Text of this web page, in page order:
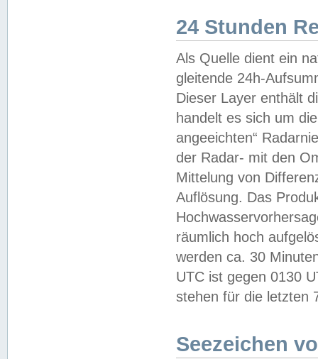
24 Stunden
Als Quelle dient ein
gleitende 24h-
Dieser Layer enthält
handelt es sich um
angeeichten“
der Radar- mit den
Mittelung von
Auflösung. Das
räumlich hoch
werden ca. 30
UTC ist gegen 0130
stehen für die letzten
Seezeichen